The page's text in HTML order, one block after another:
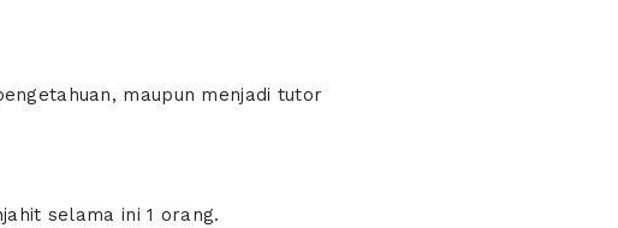
maupun menjadi tutor
selama ini 1 orang.